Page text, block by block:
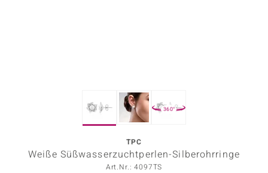
360°
TPC
Weiße Süßwasserzuchtperlen-Silberohrringe
Art.Nr.: 4097TS